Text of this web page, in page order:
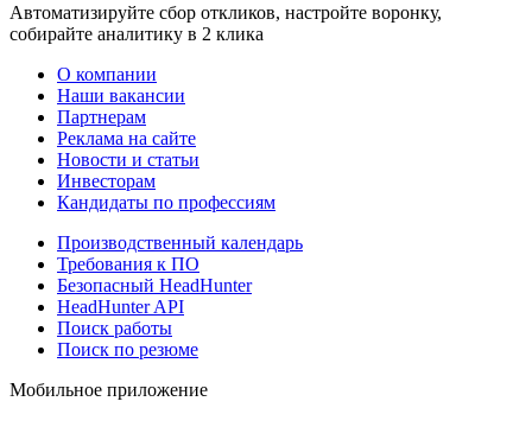
Автоматизируйте сбор откликов, настройте воронку,
собирайте аналитику в 2 клика
О компании
Наши вакансии
Партнерам
Реклама на сайте
Новости и статьи
Инвесторам
Кандидаты по профессиям
Производственный календарь
Требования к ПО
Безопасный HeadHunter
HeadHunter API
Поиск работы
Поиск по резюме
Мобильное приложение